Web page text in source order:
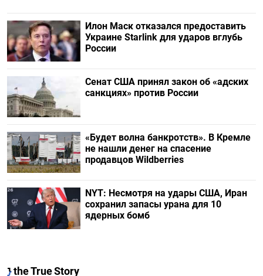
Илон Маск отказался предоставить
Украине Starlink для ударов вглубь
России
Сенат США принял закон об «адских
санкциях» против России
«Будет волна банкротств». В Кремле
не нашли денег на спасение
продавцов Wildberries
NYT: Несмотря на удары США, Иран
сохранил запасы урана для 10
ядерных бомб